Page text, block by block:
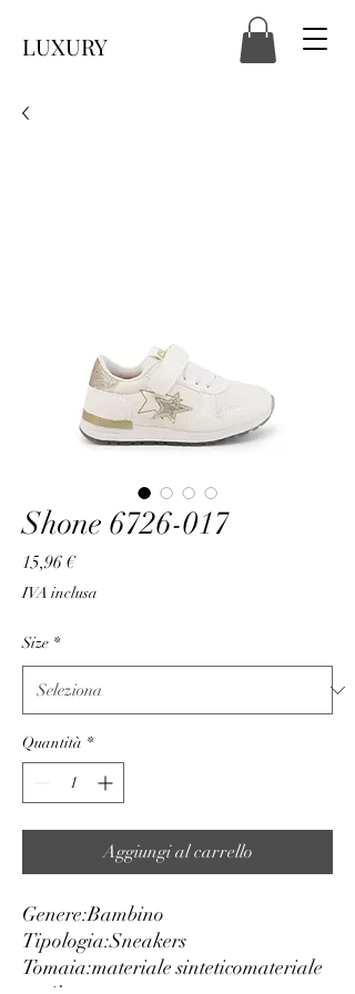
LUXURY
Shone 6726-017
15,96 €Prezzo
IVA inclusa
Size *
Quantità *
Aggiungi al carrello
Genere:Bambino
Tipologia:Sneakers
Tomaia:materiale sinteticomateriale